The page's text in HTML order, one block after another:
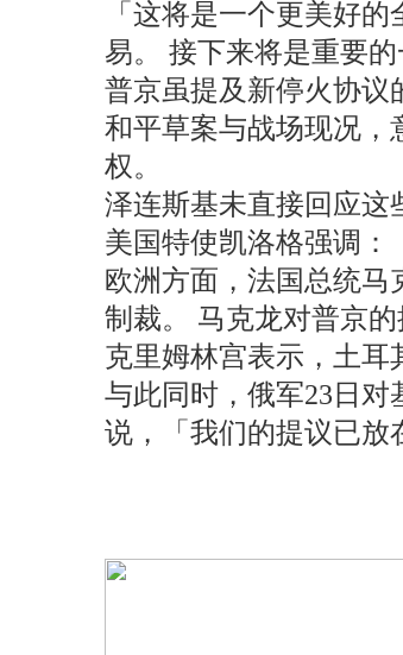
「这将是一个更美好
易。 接下来将是重要的
普京虽提及新停火协议
和平草案与战场现况，
权。
泽连斯基未直接回应这
美国特使凯洛格强调：
欧洲方面，法国总统马
制裁。 马克龙对普京
克里姆林宫表示，土耳
与此同时，俄军23日
说，「我们的提议已放